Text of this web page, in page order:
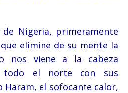
Nigeria, primeramente
elimine de su mente la
nos viene a la cabeza
todo el norte con sus
Haram, el sofocante calor,